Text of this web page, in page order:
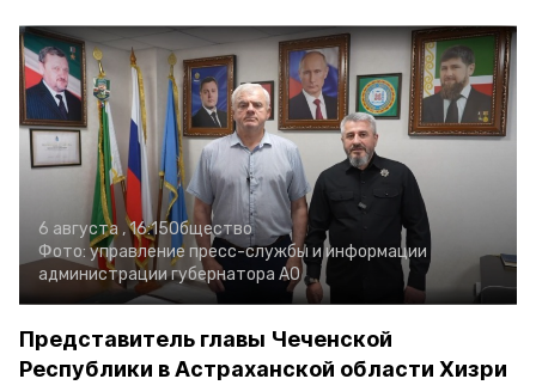
6 августа , 16:15Общество
Фото: управление пресс-службы и информации
администрации губернатора АО
Представитель главы Чеченской
Республики в Астраханской области Хизри